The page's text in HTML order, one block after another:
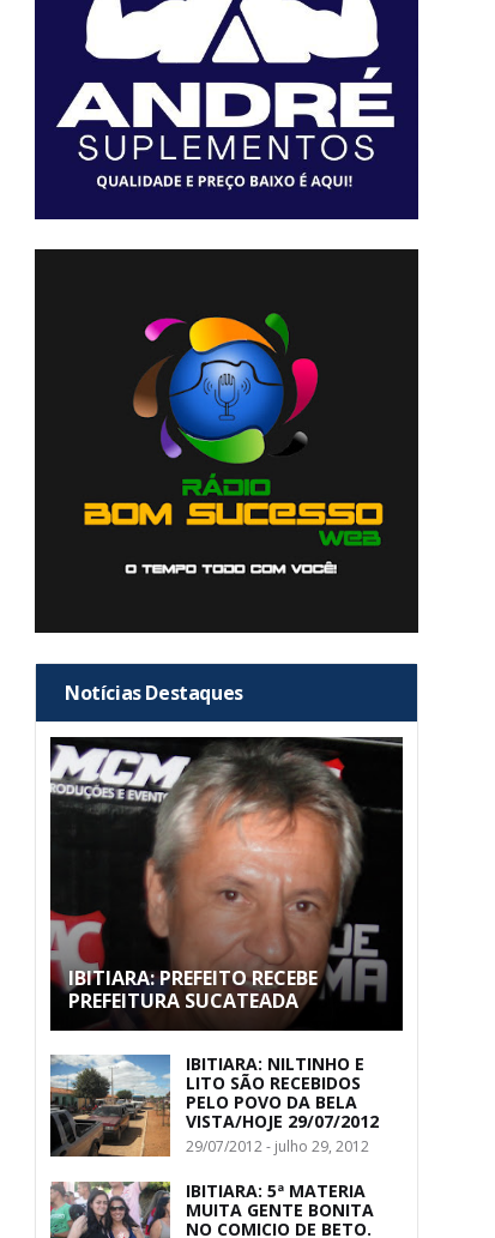
Notícias Destaques
IBITIARA: PREFEITO RECEBE
PREFEITURA SUCATEADA
IBITIARA: NILTINHO E
LITO SÃO RECEBIDOS
PELO POVO DA BELA
VISTA/HOJE 29/07/2012
29/07/2012 - julho 29, 2012
IBITIARA: 5ª MATERIA
MUITA GENTE BONITA
NO COMICIO DE BETO.